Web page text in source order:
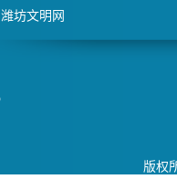
版权
潍坊文明网